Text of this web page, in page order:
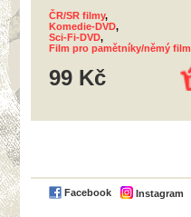
ČR/SR filmy,
Komedie-DVD,
Sci-Fi-DVD,
Film pro pamětníky/němý film
99 Kč
Facebook Instagram